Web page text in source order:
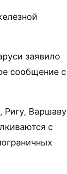
заявило
сообщение с
Ригу, Варшаву
с